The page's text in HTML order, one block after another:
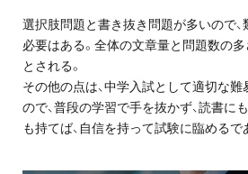
選択肢問題と書き抜き問題が多いので、
必要はある。全体の文章量と問題数の
とされる。
その他の点は、中学入試として適切な
ので、普段の学習で手を抜かず、読書に
も持てば、自信を持って試験に臨めるで